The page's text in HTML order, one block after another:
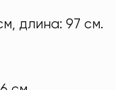
длина: 97 см.